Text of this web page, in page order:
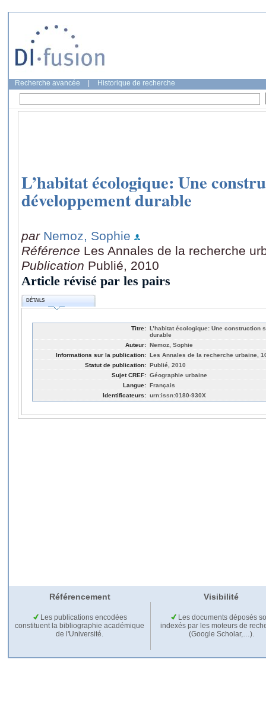
Recherche avancée Historique de recherche
L’habitat écologique: Une
développement durable
par Nemoz, Sophie
Référence Les Annales de la recherche
Publication Publié, 2010
Article révisé par les pairs
DÉTAILS
Titre: L’habitat écologique: Une construction
durable
Auteur: Nemoz, Sophie
Informations sur la publication: Les Annales de la recherche urbaine,
Statut de publication: Publié, 2010
Sujet CREF: Géographie urbaine
Langue: Français
Identificateurs: urn:issn:0180-930X
Référencement Visibilité
Les publications encodées
constituent la bibliographie académique
de l'Université.
Les documents déposés
indexés par les moteurs de
(Google Scholar,…).